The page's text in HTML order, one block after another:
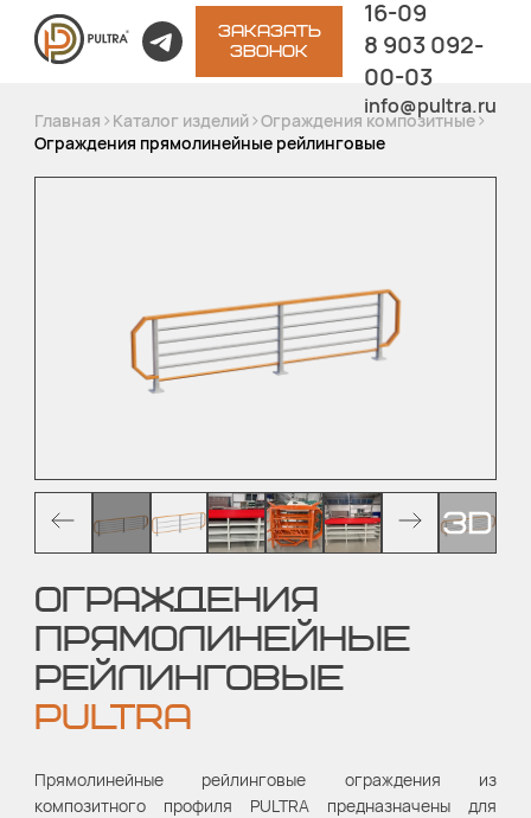
ЗАКАЗАТЬ
ЗВОНОК
16-09
8 903 092-
00-03
info@pultra.ru
Главная > Каталог изделий>Ограждения композитные>
Ограждения прямолинейные рейлинговые
ОГРАЖДЕНИЯ
ПРЯМОЛИНЕЙНЫЕ
РЕЙЛИНГОВЫЕ
PULTRA
Прямолинейные рейлинговые ограждения из
композитного профиля PULTRA предназначены для